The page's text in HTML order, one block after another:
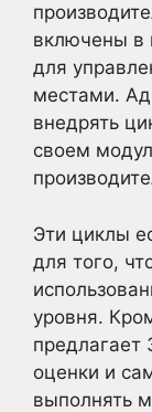
включены в
для
местами.
внедрять
своем
Эти циклы
для того,
уровня.
предлагает
оценки и
выполнять